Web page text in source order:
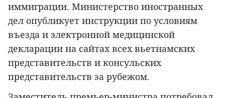
иммиграции. Министерство иностранных
дел опубликует инструкции по условиям
въезда и электронной медицинской
декларации на сайтах всех вьетнамских
представительств и консульских
представительств за рубежом.